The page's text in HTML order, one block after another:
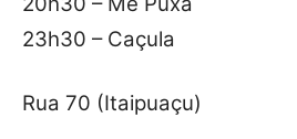
23h30 – Caçula
Rua 70 (Itaipuaçu)